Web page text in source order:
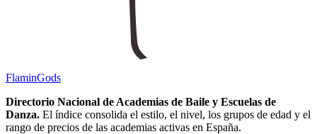
FlaminGods
Directorio Nacional de Academias de Baile y Escuelas de
Danza. El índice consolida el estilo, el nivel, los grupos de edad y el
rango de precios de las academias activas en España.